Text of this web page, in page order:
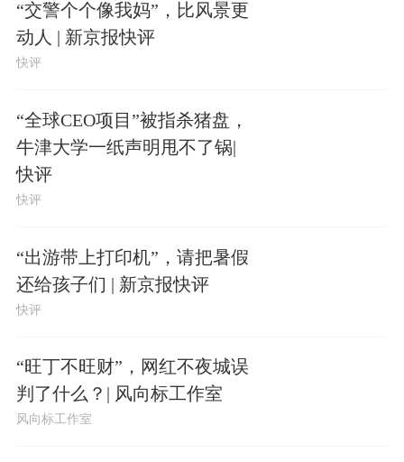
“交警个个像我妈”，比风景更
动人 | 新京报快评
快评
“全球CEO项目”被指杀猪盘，
牛津大学一纸声明甩不了锅|
快评
快评
“出游带上打印机”，请把暑假
还给孩子们 | 新京报快评
快评
“旺丁不旺财”，网红不夜城误
判了什么？| 风向标工作室
风向标工作室